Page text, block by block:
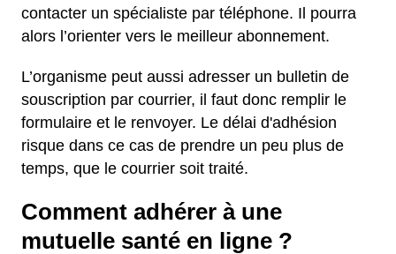
contacter un spécialiste par téléphone. Il pourra
alors l’orienter vers le meilleur abonnement.
L’organisme peut aussi adresser un bulletin de
souscription par courrier, il faut donc remplir le
formulaire et le renvoyer. Le délai d'adhésion
risque dans ce cas de prendre un peu plus de
temps, que le courrier soit traité.
Comment adhérer à une
mutuelle santé en ligne ?